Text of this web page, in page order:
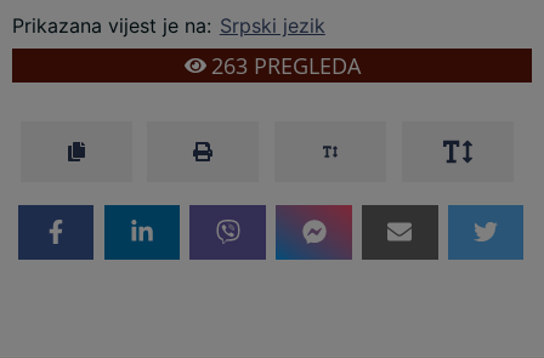
Prikazana vijest je na: Srpski jezik
263PREGLEDA